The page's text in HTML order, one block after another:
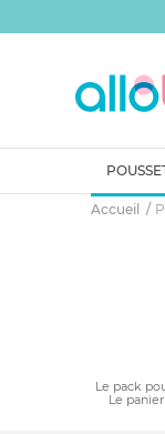
Accueil
Le pack
Le